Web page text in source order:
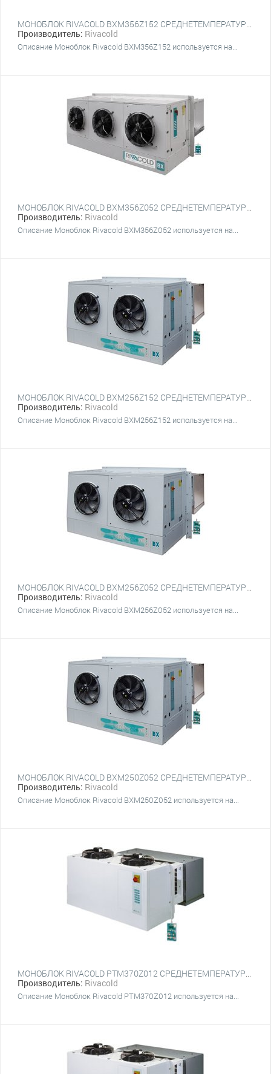
МОНОБЛОК RIVACOLD BXM356Z152 СРЕДНЕТЕМПЕРАТУРНЫЙ НАСТЕННЫЙ
Производитель: Rivacold
Описание Моноблок Rivacold BXM356Z152 используется на...
МОНОБЛОК RIVACOLD BXM356Z052 СРЕДНЕТЕМПЕРАТУРНЫЙ НАСТЕННЫЙ
Производитель: Rivacold
Описание Моноблок Rivacold BXM356Z052 используется на...
МОНОБЛОК RIVACOLD BXM256Z152 СРЕДНЕТЕМПЕРАТУРНЫЙ НАСТЕННЫЙ
Производитель: Rivacold
Описание Моноблок Rivacold BXM256Z152 используется на...
МОНОБЛОК RIVACOLD BXM256Z052 СРЕДНЕТЕМПЕРАТУРНЫЙ НАСТЕННЫЙ
Производитель: Rivacold
Описание Моноблок Rivacold BXM256Z052 используется на...
МОНОБЛОК RIVACOLD BXM250Z052 СРЕДНЕТЕМПЕРАТУРНЫЙ НАСТЕННЫЙ
Производитель: Rivacold
Описание Моноблок Rivacold BXM250Z052 используется на...
МОНОБЛОК RIVACOLD PTM370Z012 СРЕДНЕТЕМПЕРАТУРНЫЙ НАСТЕННЫЙ
Производитель: Rivacold
Описание Моноблок Rivacold PTM370Z012 используется на...